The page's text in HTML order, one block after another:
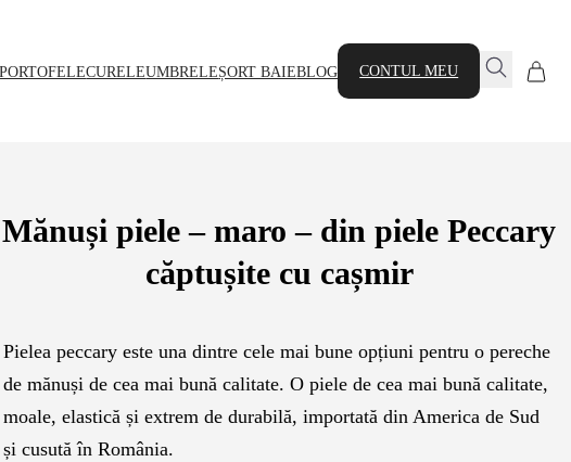
PORTOFELECURELEUMBRELEȘORT BAIEBLOG CONTUL MEU
Mănuși piele – maro – din piele Peccary
căptușite cu cașmir
Pielea peccary este una dintre cele mai bune opțiuni pentru o pereche
de mănuși de cea mai bună calitate. O piele de cea mai bună calitate,
moale, elastică și extrem de durabilă, importată din America de Sud
și cusută în România.